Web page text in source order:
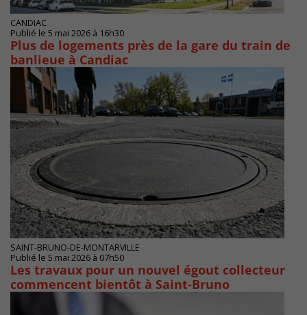
CANDIAC
Publié le 5 mai 2026 à 16h30
Plus de logements près de la gare du train de
banlieue à Candiac
SAINT-BRUNO-DE-MONTARVILLE
Publié le 5 mai 2026 à 07h50
Les travaux pour un nouvel égout collecteur
commencent bientôt à Saint-Bruno